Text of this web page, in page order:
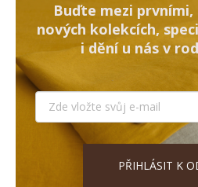
Buďte mezi prvními,
nových kolekcích,
i dění u nás v
PŘIHLÁSIT K